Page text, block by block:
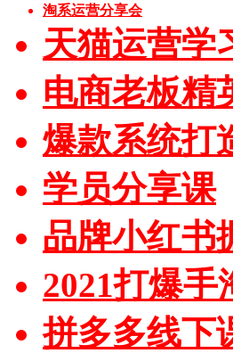
淘系运营分享会
天猫运营学
电商老板精
爆款系统打
学员分享课
品牌小红书
2021打爆
拼多多线下